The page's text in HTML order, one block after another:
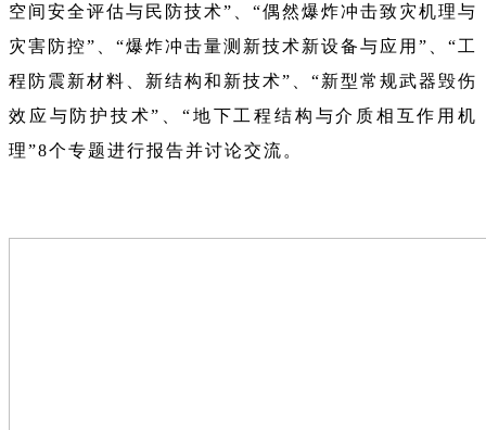
空间安全评估与民防技术”、“偶然爆炸冲击致灾机理与
灾害防控”、“爆炸冲击量测新技术新设备与应用”、“工
程防震新材料、新结构和新技术”、“新型常规武器毁伤
效应与防护技术”、“地下工程结构与介质相互作用机
理”8个专题进行报告并讨论交流。